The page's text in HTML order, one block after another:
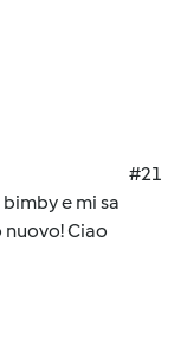
#21
e mi sa
Ciao